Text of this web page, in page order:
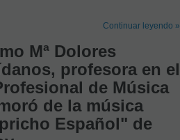
Continuar leyendo »
Mª Dolores
profesora en el
de Música
de la música
Español" de